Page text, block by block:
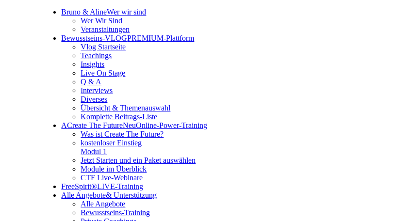
Bruno & AlineWer wir sind
Wer Wir Sind
Veranstaltungen
Bewusstseins-VLOGPREMIUM-Plattform
Vlog Startseite
Teachings
Insights
Live On Stage
Q & A
Interviews
Diverses
Übersicht & Themenauswahl
Komplette Beitrags-Liste
ACreate The FutureNeuOnline-Power-Training
Was ist Create The Future?
kostenloser Einstieg
Modul 1
Jetzt Starten und ein Paket auswählen
Module im Überblick
CTF Live-Webinare
FreeSpirit®LIVE-Training
Alle Angebote& Unterstützung
Alle Angebote
Bewusstseins-Training